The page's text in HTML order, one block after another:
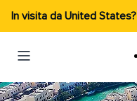
In visita da United States?